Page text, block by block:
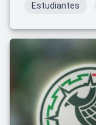
Estudiantes